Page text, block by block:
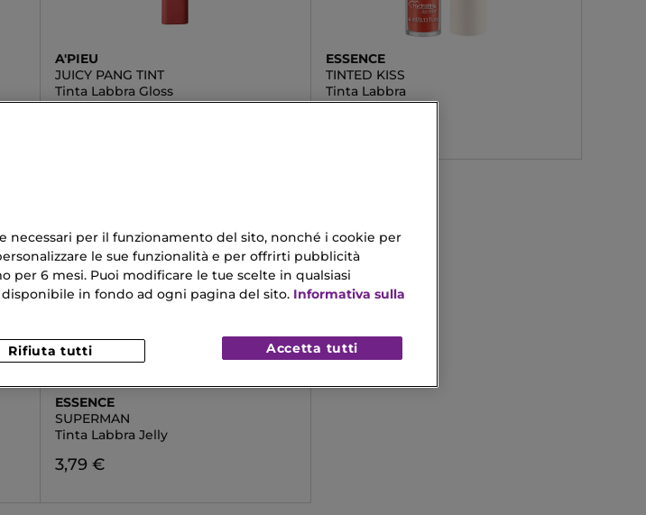
A'PIEU
JUICY PANG TINT
Tinta Labbra Gloss
ESSENCE
TINTED KISS
Tinta Labbra
ESSENCE
SUPERMAN
Tinta Labbra Jelly
3,79 €
necessari per il funzionamento del sito, nonché i cookie per
le sue funzionalità e per offrirti pubblicità
per 6 mesi. Puoi modificare le tue scelte in qualsiasi
in fondo ad ogni pagina del sito. Informativa sulla
Rifiuta tutti Accetta tutti